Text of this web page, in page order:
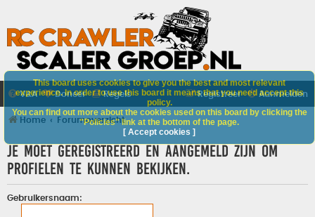
V&A Doneer Regels Aanmelden
Registreer
Home Forumoverzicht
Je moet geregistreerd en aangemeld zijn om
profielen te kunnen bekijken.
Gebruikersnaam:
This board uses cookies to give you the best and most relevant
experience. In order to use this board it means that you need accept this
policy.
You can find out more about the cookies used on this board by clicking the
"Policies" link at the bottom of the page.
[ Accept cookies ]